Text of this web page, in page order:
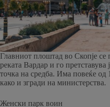
Главниот плоштад во Скопје се
реката Вардар и го претставува
точка на средба. Има повеќе
како и згради на министерства.
Женски парк воин